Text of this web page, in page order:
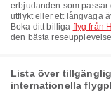
erbjudanden som
utflykt eller ett långväga
Boka ditt billiga flyg från
den bästa
Lista över
internationella